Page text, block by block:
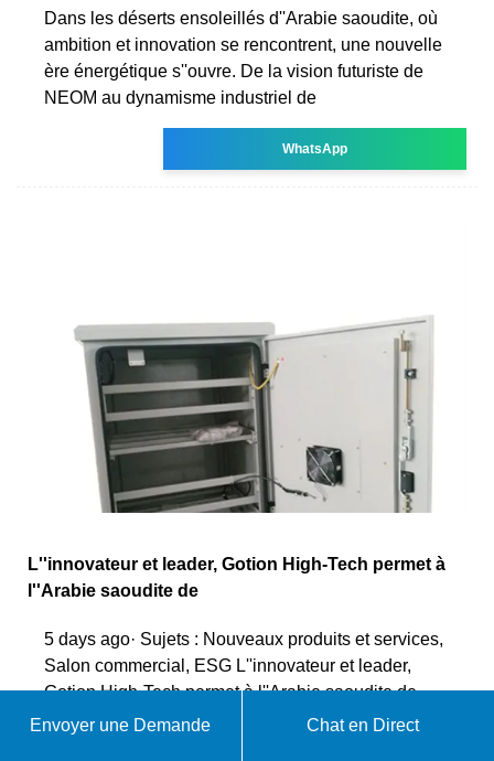
Dans les déserts ensoleillés d''Arabie saoudite, où
ambition et innovation se rencontrent, une nouvelle
ère énergétique s''ouvre. De la vision futuriste de
NEOM au dynamisme industriel de
WhatsApp
L''innovateur et leader, Gotion High-Tech permet à
l''Arabie saoudite de
5 days ago· Sujets : Nouveaux produits et services,
Salon commercial, ESG L''innovateur et leader,
Gotion High-Tech permet à l''Arabie saoudite de
développer un modèle d''énergie verte
Envoyer une Demande Chat en Direct